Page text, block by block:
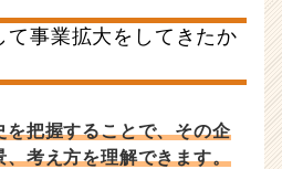
て事業拡大をしてきたか
を把握することで、その企
、考え方を理解できます。